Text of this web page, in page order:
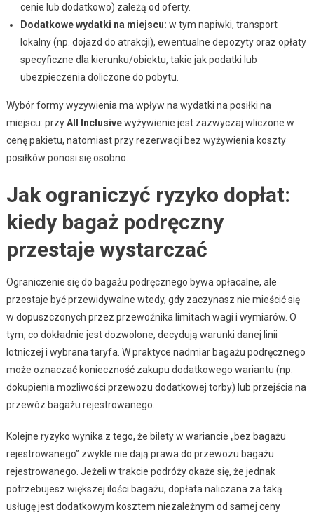
cenie lub dodatkowo) zależą od oferty.
Dodatkowe wydatki na miejscu: w tym napiwki, transport
lokalny (np. dojazd do atrakcji), ewentualne depozyty oraz opłaty
specyficzne dla kierunku/obiektu, takie jak podatki lub
ubezpieczenia doliczone do pobytu.
Wybór formy wyżywienia ma wpływ na wydatki na posiłki na
miejscu: przyAll Inclusivewyżywienie jest zazwyczaj wliczone w
cenę pakietu, natomiast przy rezerwacji bez wyżywienia koszty
posiłków ponosi się osobno.
Jak ograniczyć ryzyko dopłat:
kiedy bagaż podręczny
przestaje wystarczać
Ograniczenie się do bagażu podręcznego bywa opłacalne, ale
przestaje być przewidywalne wtedy, gdy zaczynasz nie mieścić się
w dopuszczonych przez przewoźnika limitach wagi i wymiarów. O
tym, co dokładnie jest dozwolone, decydują warunki danej linii
lotniczej i wybrana taryfa. W praktyce nadmiar bagażu podręcznego
może oznaczać konieczność zakupu dodatkowego wariantu (np.
dokupienia możliwości przewozu dodatkowej torby) lub przejścia na
przewóz bagażu rejestrowanego.
Kolejne ryzyko wynika z tego, że bilety w wariancie „bez bagażu
rejestrowanego” zwykle nie dają prawa do przewozu bagażu
rejestrowanego. Jeżeli w trakcie podróży okaże się, że jednak
potrzebujesz większej ilości bagażu, dopłata naliczana za taką
usługę jest dodatkowym kosztem niezależnym od samej ceny